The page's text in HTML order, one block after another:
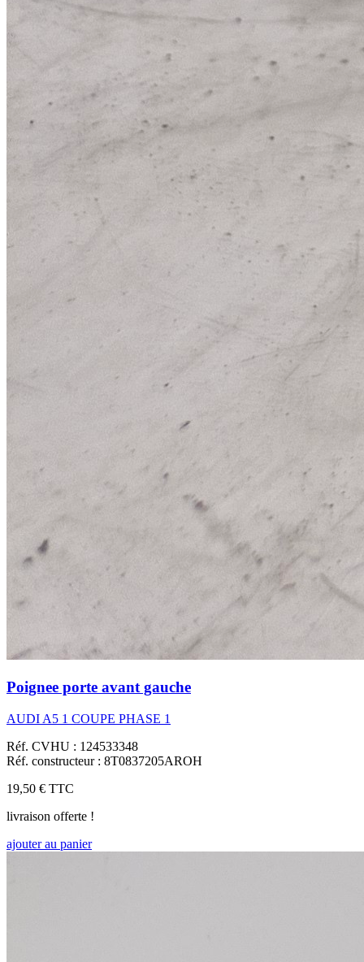
Poignee porte avant gauche
AUDI A5 1 COUPE PHASE 1
Réf. CVHU : 124533348
Réf. constructeur : 8T0837205AROH
19,50 € TTC
livraison offerte !
ajouter au panier